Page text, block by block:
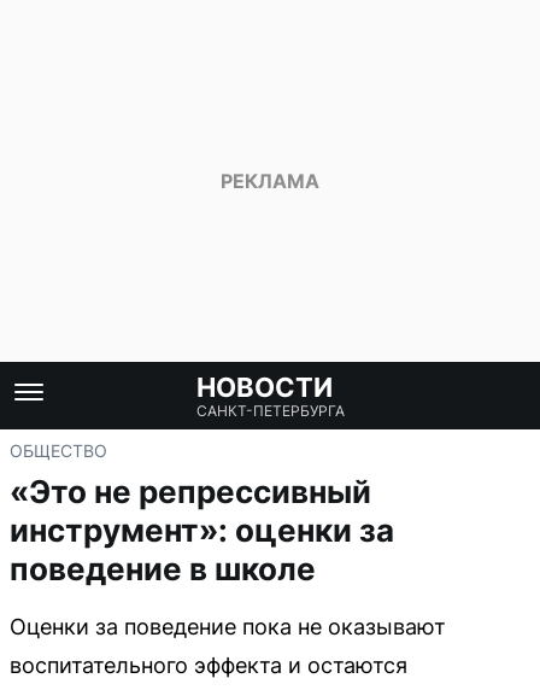
НОВОСТИ
САНКТ-ПЕТЕРБУРГА
ОБЩЕСТВО
«Это не репрессивный
инструмент»: оценки за
поведение в школе
Оценки за поведение пока не оказывают
воспитательного эффекта и остаются